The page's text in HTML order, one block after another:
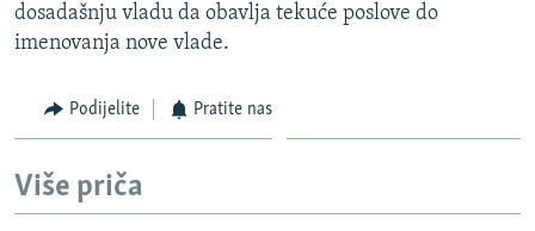
dosadašnju vladu da obavlja tekuće poslove do
imenovanja nove vlade.
Podijelite Pratite nas
Više priča